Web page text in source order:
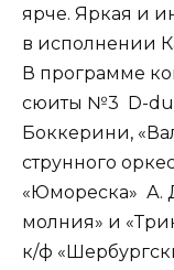
ярче. Яркая и
в исполнении
В программе
сюиты №3 D-dur
Боккерини,
струнного
«Юмореска» А.
молния» и
к/ф